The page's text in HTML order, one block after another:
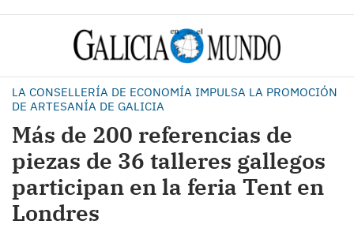
LA CONSELLERÍA DE ECONOMÍA IMPULSA LA PROMOCIÓN
DE ARTESANÍA DE GALICIA
Más de 200 referencias de
piezas de 36 talleres gallegos
participan en la feria Tent en
Londres